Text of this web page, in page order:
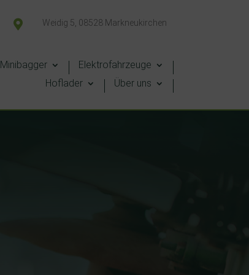
 Weidig 5, 08528 Markneukirchen
Minibagger
Elektrofahrzeuge
Hoflader
Über uns